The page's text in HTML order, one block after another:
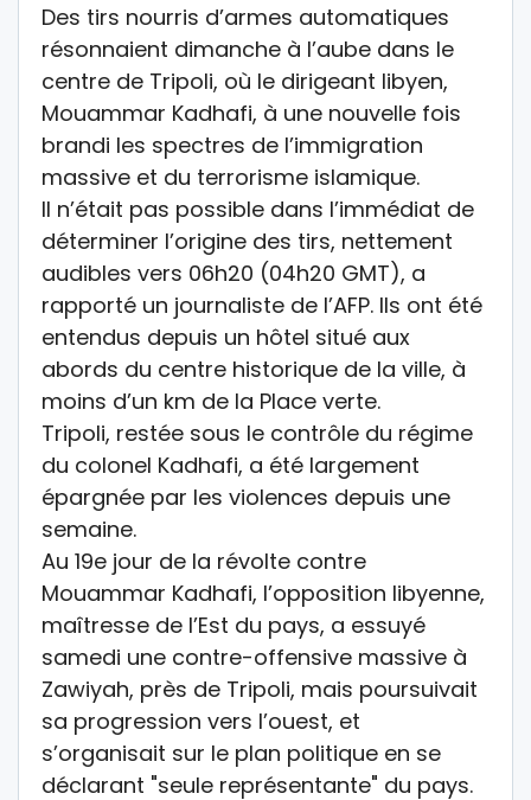
Des tirs nourris d’armes automatiques
résonnaient dimanche à l’aube dans le
centre de Tripoli, où le dirigeant libyen,
Mouammar Kadhafi, à une nouvelle fois
brandi les spectres de l’immigration
massive et du terrorisme islamique.
Il n’était pas possible dans l’immédiat de
déterminer l’origine des tirs, nettement
audibles vers 06h20 (04h20 GMT), a
rapporté un journaliste de l’AFP. Ils ont été
entendus depuis un hôtel situé aux
abords du centre historique de la ville, à
moins d’un km de la Place verte.
Tripoli, restée sous le contrôle du régime
du colonel Kadhafi, a été largement
épargnée par les violences depuis une
semaine.
Au 19e jour de la révolte contre
Mouammar Kadhafi, l’opposition libyenne,
maîtresse de l’Est du pays, a essuyé
samedi une contre-offensive massive à
Zawiyah, près de Tripoli, mais poursuivait
sa progression vers l’ouest, et
s’organisait sur le plan politique en se
déclarant "seule représentante" du pays.